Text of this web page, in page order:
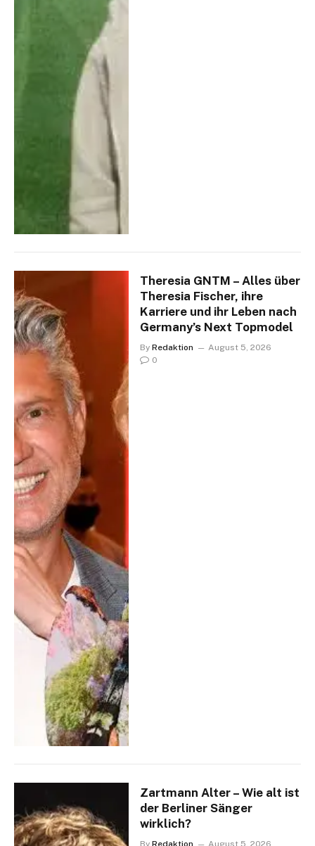
Theresia GNTM – Alles über
Theresia Fischer, ihre
Karriere und ihr Leben nach
Germany’s Next Topmodel
By Redaktion
August 5, 2026
0
Zartmann Alter – Wie alt ist
der Berliner Sänger
wirklich?
By Redaktion
August 5, 2026